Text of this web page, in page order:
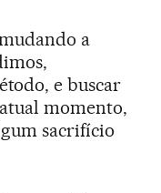
a
e buscar
momento,
sacrifício